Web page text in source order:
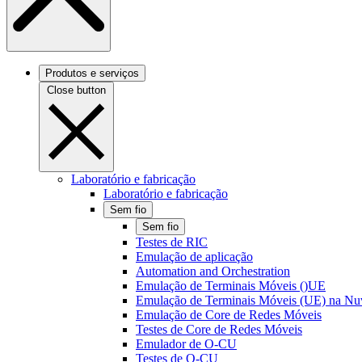
Produtos e serviços
Close button
Laboratório e fabricação
Laboratório e fabricação
Sem fio
Sem fio
Testes de RIC
Emulação de aplicação
Automation and Orchestration
Emulação de Terminais Móveis ()UE
Emulação de Terminais Móveis (UE) na
Emulação de Core de Redes Móveis
Testes de Core de Redes Móveis
Emulador de O-CU
Testes de O-CU